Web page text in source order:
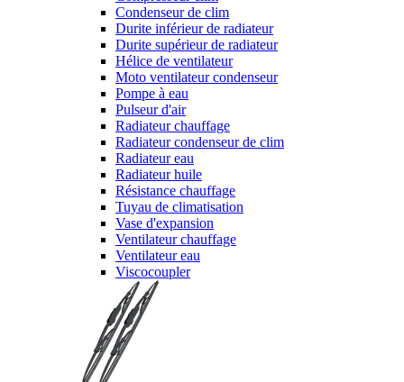
Condenseur de clim
Durite inférieur de radiateur
Durite supérieur de radiateur
Hélice de ventilateur
Moto ventilateur condenseur
Pompe à eau
Pulseur d'air
Radiateur chauffage
Radiateur condenseur de clim
Radiateur eau
Radiateur huile
Résistance chauffage
Tuyau de climatisation
Vase d'expansion
Ventilateur chauffage
Ventilateur eau
Viscocoupler